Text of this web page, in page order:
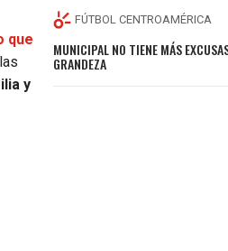
que
y
FÚTBOL CENTROAMÉRICA
MUNICIPAL NO TIENE MÁS
GRANDEZA